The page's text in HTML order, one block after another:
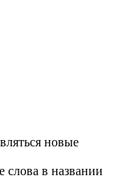
новые
слова в названии